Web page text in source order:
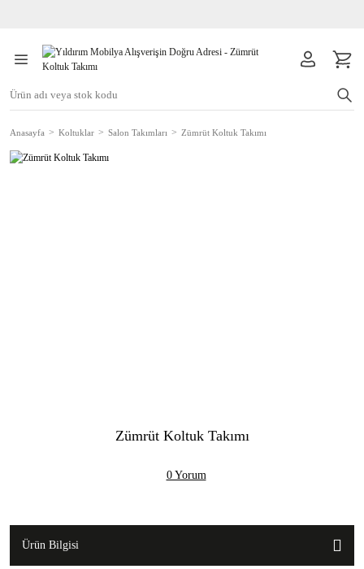
Anasayfa Koltuklar Salon Takımları Zümrüt Koltuk Takımı
Zümrüt Koltuk Takımı
0 Yorum
Ürün Bilgisi